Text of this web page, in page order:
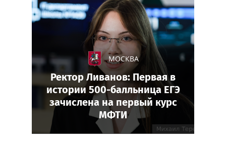
МОСКВА
Ректор Ливанов: Первая в
истории 500-балльница ЕГЭ
зачислена на первый курс
МФТИ